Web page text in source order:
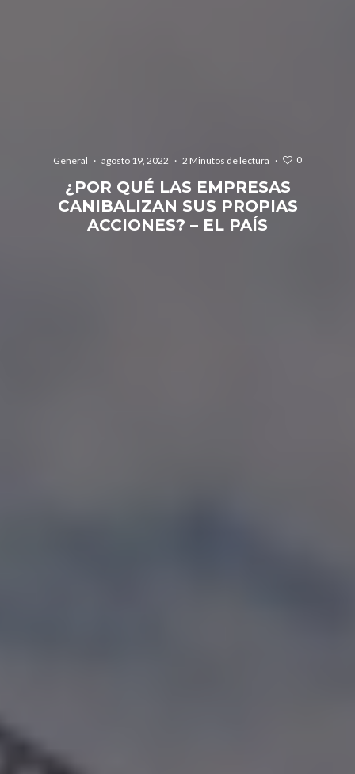
General · agosto 19, 2022 · 2 Minutos de lectura · 0
¿POR QUÉ LAS EMPRESAS
CANIBALIZAN SUS PROPIAS
ACCIONES? – EL PAÍS